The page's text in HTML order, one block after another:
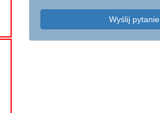
Wyślij pytanie